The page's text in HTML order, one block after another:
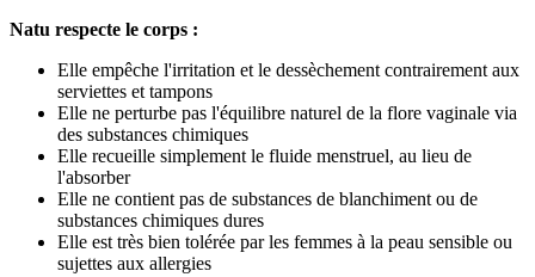
Natu respecte le corps :
Elle empêche l'irritation et le dessèchement contrairement aux
serviettes et tampons
Elle ne perturbe pas l'équilibre naturel de la flore vaginale via
des substances chimiques
Elle recueille simplement le fluide menstruel, au lieu de
l'absorber
Elle ne contient pas de substances de blanchiment ou de
substances chimiques dures
Elle est très bien tolérée par les femmes à la peau sensible ou
sujettes aux allergies